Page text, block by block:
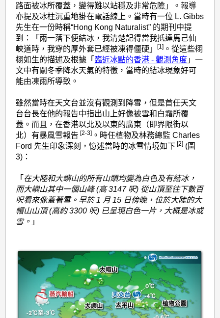
路面被冰所覆蓋，變得難以站穩及非常危險」。報導
亦提及冰柱沉重地掛在電話線上。當時有一位 L. Gibbs
先生在一份時稱“Hong Kong Naturalist” 的期刊中提
到：「雨一落下便結冰，我清楚記得當我抵達馬己仙
峽道時，我穿的厚外套已經被凍得僵硬」[1] 。從這些栩
栩如生的描述及根據「 臨近冰點的香港 - 觀測角度 」一
文中有關冬季降水天氣的特徵，當時的結冰現象好可
能由凍雨所導致。
雖然當時在天文台並沒有觀測到降雪，但是首任天文
台台長在他的報告中指出山上好像被雪和白霜所覆
蓋。而且，在香港以北及以東的廣東（即界限街以
北）有暴風雪報告 [2-3] 。時任植物及林務總監 Charles
Ford 先生印象深刻，憶述當時的冰雪情境如下 [2] (圖
3)：
「 在大陸和大嶼山的所有山頭均變為白色及有結冰，
而大嶼山其中一個山峰 (高 3147 呎) 從山頂至往下數百
呎看來像蓋著雪。早於 1 月 15 日傍晚，位於大陸的大
帽山山頂 (高約 3300 呎) 已呈現白色一片，大概是冰或
雪。 」